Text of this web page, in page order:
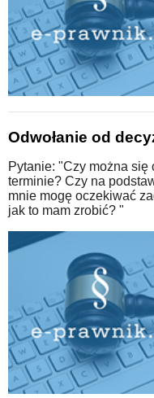
Odwołanie od
Pytanie: "Czy można się
terminie? Czy na
mnie mogę oczekiwać
jak to mam zrobić? "